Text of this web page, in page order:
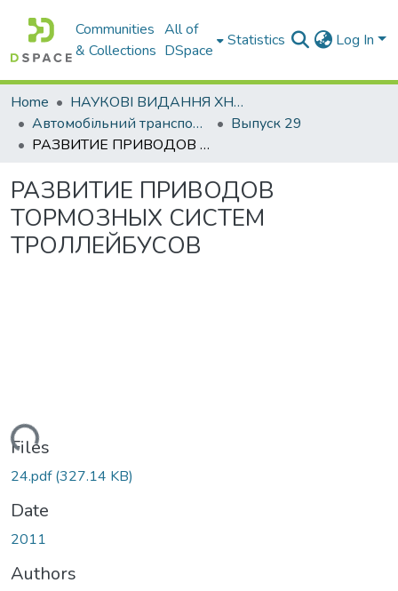
Communities
& Collections
All of
DSpace
Statistics Log In
Home
НАУКОВІ ВИДАННЯ ХНАДУ
Автомобільний транспорт / Автомобильный транспорт
Выпуск 29
РАЗВИТИЕ ПРИВОДОВ ТОРМОЗНЫХ СИСТЕМ ТРОЛЛЕЙБУСОВ
РАЗВИТИЕ ПРИВОДОВ
ТОРМОЗНЫХ СИСТЕМ
ТРОЛЛЕЙБУСОВ
Files
24.pdf(327.14 KB)
Date
2011
Authors